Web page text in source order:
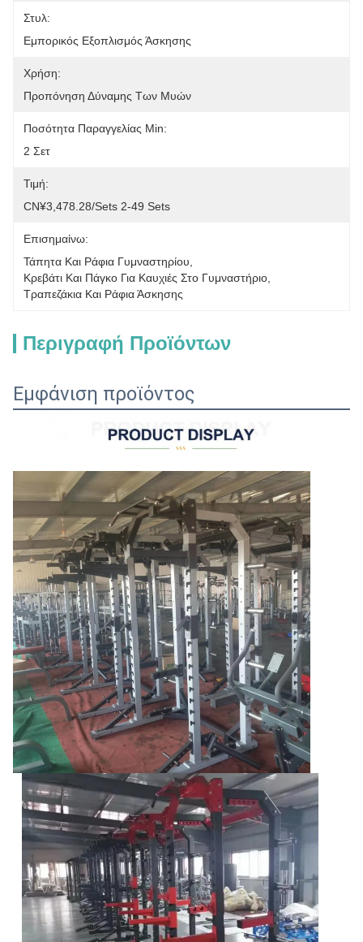
Στυλ:
Εμπορικός Εξοπλισμός Άσκησης
Χρήση:
Προπόνηση Δύναμης Των Μυών
Ποσότητα Παραγγελίας Min:
2 Σετ
Τιμή:
CN¥3,478.28/sets 2-49 Sets
Επισημαίνω:
Τάπητα Και Ράφια Γυμναστηρίου
Κρεβάτι Και Πάγκο Για Καυχιές Στο Γυμναστήριο
Τραπεζάκια Και Ράφια Άσκησης
Περιγραφή Προϊόντων
Εμφάνιση προϊόντος